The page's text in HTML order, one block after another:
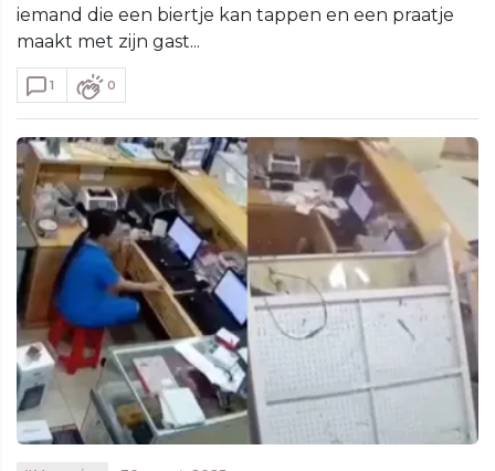
iemand die een biertje kan tappen en een praatje
maakt met zijn gast...
1 0